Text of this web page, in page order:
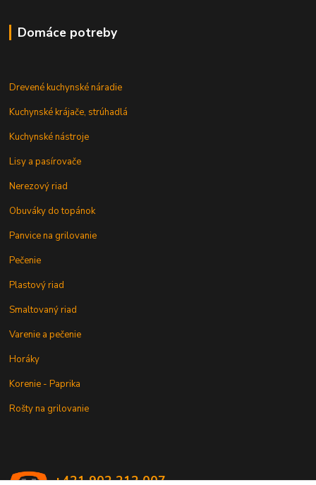
Domáce potreby
Drevené kuchynské náradie
Kuchynské krájače, strúhadlá
Kuchynské nástroje
Lisy a pasírovače
Nerezový riad
Obuváky do topánok
Panvice na grilovanie
Pečenie
Plastový riad
Smaltovaný riad
Varenie a pečenie
Horáky
Korenie - Paprika
Rošty na grilovanie
+421 902 212 007